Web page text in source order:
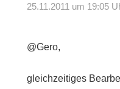
25.11.2011 um 19:05
@Gero,
gleichzeitiges